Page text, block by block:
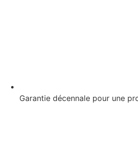
Garantie décennale pour une